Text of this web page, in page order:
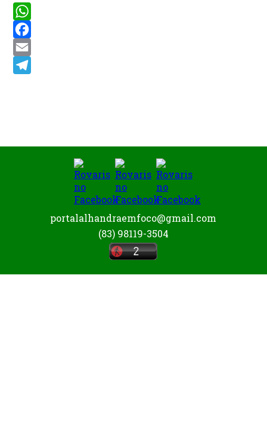
WhatsApp
Facebook
Email
portalalhandraemfoco@gmail.com
(83) 98119-3504